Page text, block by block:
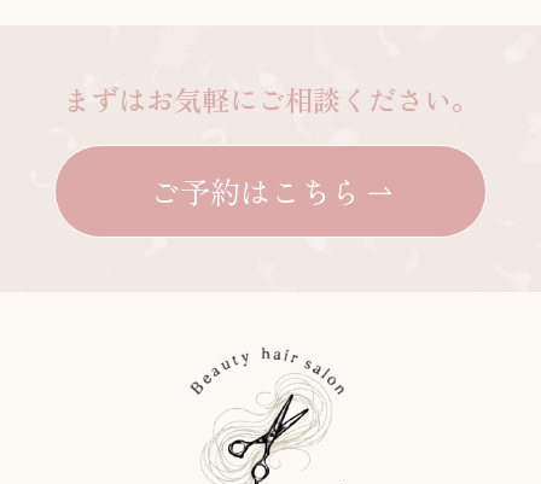
まずはお気軽にご相談ください。
ご予約はこちら